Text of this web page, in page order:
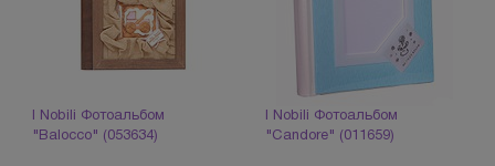
I Nobili Фотоальбом
"Balocco" (053634)
I Nobili Фотоальбом
"Candore" (011659)